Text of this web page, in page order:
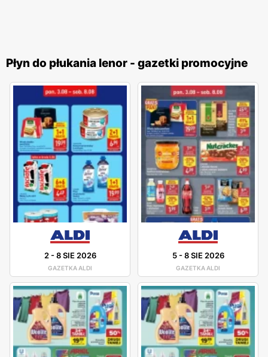
Płyn do płukania lenor - gazetki promocyjne
2-8 SIE 2026
GAZETKA ALDI
5-8 SIE 2026
GAZETKA ALDI